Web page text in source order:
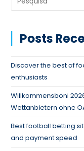
Posts
Discover the best of
enthusiasts
Willkommensboni
Wettanbietern ohne
Best football betting
and payment speed